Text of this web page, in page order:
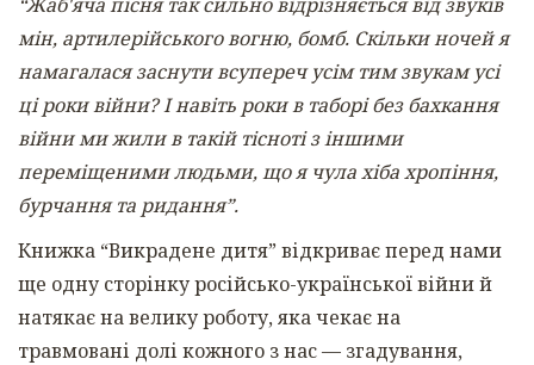
мін, артилерійського вогню, бомб. Скільки ночей я
намагалася заснути всупереч усім тим звукам усі
ці роки війни? І навіть роки в таборі без бахкання
війни ми жили в такій тісноті з іншими
переміщеними людьми, що я чула хіба хропіння,
бурчання та ридання”.
Книжка “Викрадене дитя” відкриває перед нами
ще одну сторінку російсько-української війни й
натякає на велику роботу, яка чекає на
травмовані долі кожного з нас — згадування,